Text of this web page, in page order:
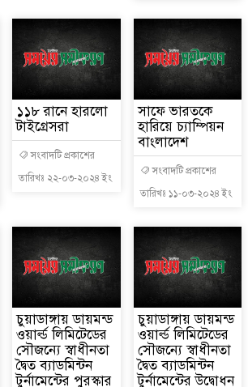
১১৮ রানে হারলো
টাইগ্রেসরা
সংবাদটি প্রকাশের
তারিখঃ ২২-০৩-২০২৪ ইং
সাফে ভারতকে
হারিয়ে চ্যাম্পিয়ন
বাংলাদেশ
সংবাদটি প্রকাশের
তারিখঃ ১১-০৩-২০২৪ ইং
চুয়াডাঙ্গায় ডায়মন্ড
ওয়ার্ল্ড লিমিটেডের
সৌজন্যে স্বাধীনতা
দ্বৈত ব্যাডমিন্টন
টুর্নামেন্টের পুরস্কার
চুয়াডাঙ্গায় ডায়মন্ড
ওয়ার্ল্ড লিমিটেডের
সৌজন্যে স্বাধীনতা
দ্বৈত ব্যাডমিন্টন
টুর্নামেন্টের উদ্বোধন